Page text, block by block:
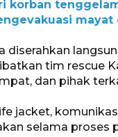
korban
diserahkan
tim rescue
dan pihak
jacket,
selama proses